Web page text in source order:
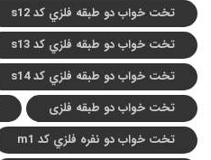
تخت خواب دو طبقه فلزي کد s12
تخت خواب دو طبقه فلزي کد s13
تخت خواب دو طبقه فلزي کد s14
تخت خواب دو طبقه فلزی
تخت خواب دو نفره فلزي کد m1